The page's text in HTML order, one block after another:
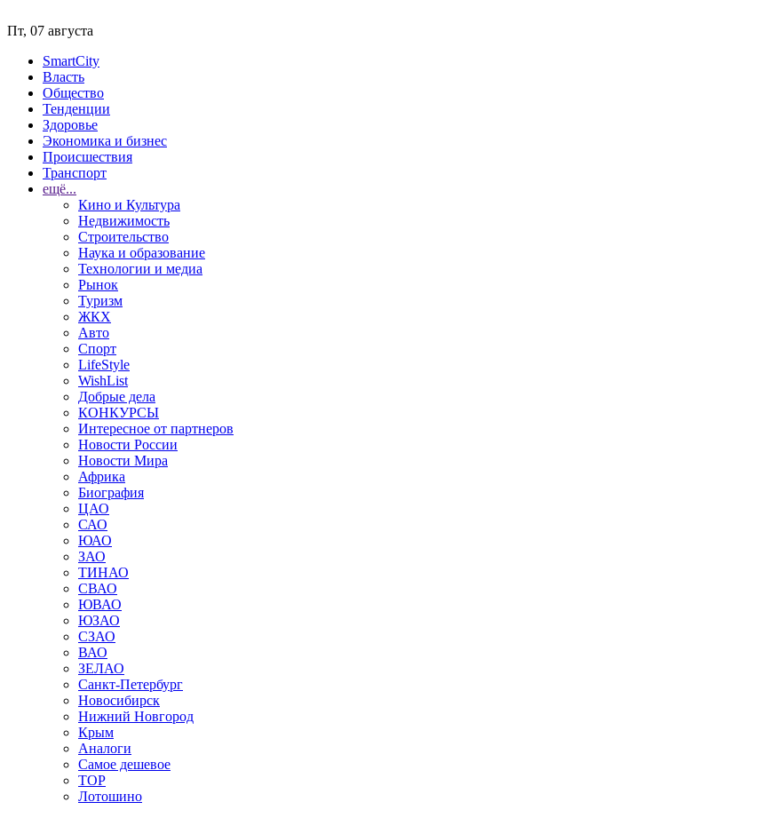
Пт, 07 августа
SmartCity
Власть
Общество
Тенденции
Здоровье
Экономика и бизнес
Происшествия
Транспорт
ещё...
Кино и Культура
Недвижимость
Строительство
Наука и образование
Технологии и медиа
Рынок
Туризм
ЖКХ
Авто
Спорт
LifeStyle
WishList
Добрые дела
КОНКУРСЫ
Интересное от партнеров
Новости России
Новости Мира
Африка
Биография
ЦАО
САО
ЮАО
ЗАО
ТИНАО
СВАО
ЮВАО
ЮЗАО
СЗАО
ВАО
ЗЕЛАО
Санкт-Петербург
Новосибирск
Нижний Новгород
Крым
Аналоги
Самое дешевое
TOP
Лотошино